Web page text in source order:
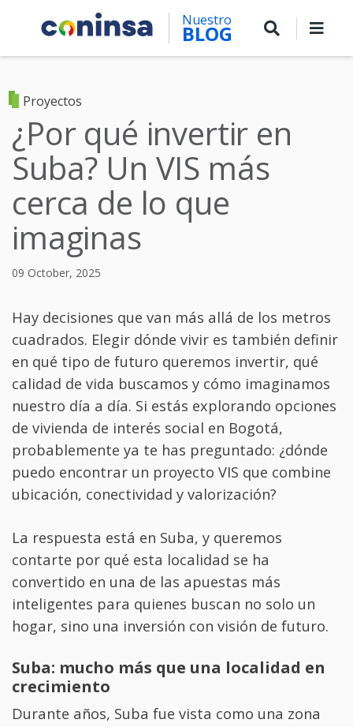
Nuestro
BLOG
Proyectos
¿Por qué invertir en
Suba? Un VIS más
cerca de lo que
imaginas
09 October, 2025
Hay decisiones que van más allá de los metros
cuadrados. Elegir dónde vivir es también definir
en qué tipo de futuro queremos invertir, qué
calidad de vida buscamos y cómo imaginamos
nuestro día a día. Si estás explorando opciones
de vivienda de interés social en Bogotá,
probablemente ya te has preguntado: ¿dónde
puedo encontrar un proyecto VIS que combine
ubicación, conectividad y valorización?
La respuesta está en Suba, y queremos
contarte por qué esta localidad se ha
convertido en una de las apuestas más
inteligentes para quienes buscan no solo un
hogar, sino una inversión con visión de futuro.
Suba: mucho más que una localidad en
crecimiento
Durante años, Suba fue vista como una zona